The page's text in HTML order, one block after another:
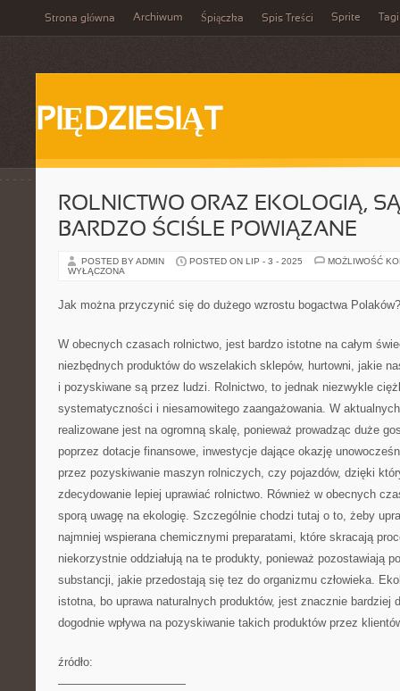
Strona główna Archiwum Śpiączka Spis Treści Sprite Tagi
PIĘDZIESIĄT
ROLNICTWO ORAZ EKOLOGIĄ,
BARDZO ŚCIŚLE POWIĄZANE
POSTED BY ADMIN POSTED ON LIP - 3 - 2025
MOŻLIWOŚĆ
WYŁĄCZONA
Jak można przyczynić się do dużego wzrostu bogactwa Polaków?
W obecnych czasach rolnictwo, jest bardzo istotne na całym
niezbędnych produktów do wszelakich sklepów, hurtowni, jakie
i pozyskiwane są przez ludzi. Rolnictwo, to jednak niezwykle
systematyczności i niesamowitego zaangażowania. W
realizowane jest na ogromną skalę, ponieważ prowadząc duże
poprzez dotacje finansowe, inwestycje dające okazję
przez pozyskiwanie maszyn rolniczych, czy pojazdów, dzięki
zdecydowanie lepiej uprawiać rolnictwo. Również w obecnych
sporą uwagę na ekologię. Szczególnie chodzi tutaj o to, żeby
najmniej wspierana chemicznymi preparatami, które skracają
niekorzystnie oddziałują na te produkty, ponieważ pozostawiają
substancji, jakie przedostają się tez do organizmu człowieka.
istotna, bo uprawa naturalnych produktów, jest znacznie bardziej
dogodnie wpływa na pozyskiwanie takich produktów przez
źródło:
———————————